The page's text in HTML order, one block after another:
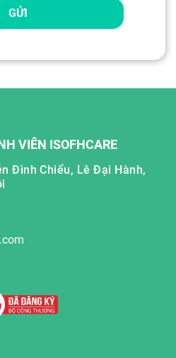
GỬI
VIÊN ISOFHCARE
Đình Chiểu, Lê Đại Hành,